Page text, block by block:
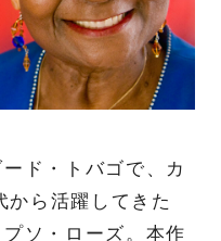
ド・トバゴで、カ
から活躍してきた
プソ・ローズ。本作